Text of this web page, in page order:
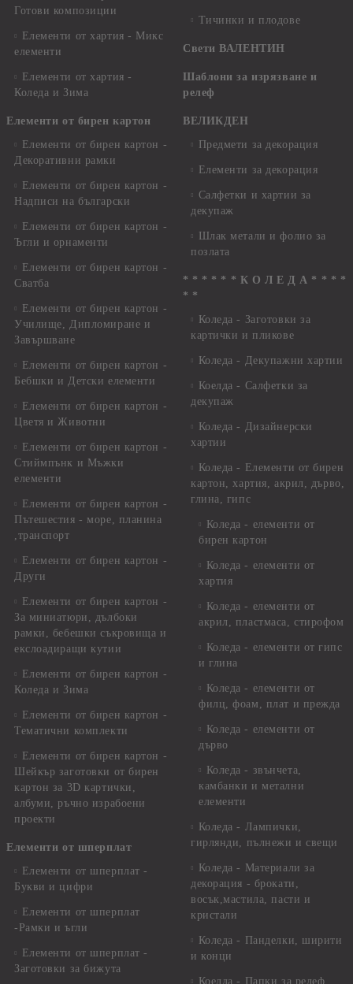
Готови композиции
Елементи от хартия - Микс
елементи
Елементи от хартия -
Коледа и Зима
Елементи от бирен картон
Елементи от бирен картон -
Декоративни рамки
Елементи от бирен картон -
Надписи на български
Елементи от бирен картон -
Ъгли и орнаменти
Елементи от бирен картон -
Сватба
Елементи от бирен картон -
Училище, Дипломиране и
Завършване
Елементи от бирен картон -
Бебшки и Детски елементи
Елементи от бирен картон -
Цветя и Животни
Елементи от бирен картон -
Стиймпънк и Мъжки
елементи
Елементи от бирен картон -
Пътешестия - море, планина
,транспорт
Елементи от бирен картон -
Други
Елементи от бирен картон -
За миниатюри, дълбоки
рамки, бебешки съкровища и
екслоадиращи кутии
Елементи от бирен картон -
Коледа и Зима
Елементи от бирен картон -
Тематични комплекти
Елементи от бирен картон -
Шейкър заготовки от бирен
картон за 3D картички,
албуми, ръчно израбоени
проекти
Елементи от шперплат
Елементи от шперплат -
Букви и цифри
Елементи от шперплат
-Рамки и ъгли
Елементи от шперплат -
Заготовки за бижута
Тичинки и плодове
Свети ВАЛЕНТИН
Шаблони за изрязване и
релеф
ВЕЛИКДЕН
Предмети за декорация
Елементи за декорация
Салфетки и хартии за
декупаж
Шлак метали и фолио за
позлата
* * * * * * К О Л Е Д А * * * *
* *
Коледа - Заготовки за
картички и пликове
Коледа - Декупажни хартии
Коелда - Салфетки за
декупаж
Коледа - Дизайнерски
хартии
Коледа - Eлементи от бирен
картон, хартия, акрил, дърво,
глина, гипс
Коледа - елементи от
бирен картон
Коледа - елементи от
хартия
Коледа - елементи от
акрил, пластмаса, стирофом
Коледа - елементи от гипс
и глина
Коледа - елементи от
филц, фоам, плат и прежда
Коледа - елементи от
дърво
Коледа - звънчета,
камбанки и метални
елементи
Коледа - Лампички,
гирлянди, пълнежи и свещи
Коледа - Материали за
декорация - брокати,
восък,мастила, пасти и
кристали
Коледа - Панделки, ширити
и конци
Коелда - Папки за релеф